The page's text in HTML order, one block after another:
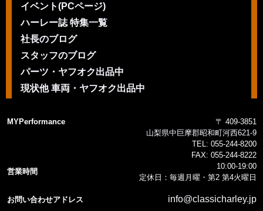
イベント(PCページ)
ハーレー誌 特集一覧
社長のブログ
スタッフのブログ
パーツ・ヤフオク出品中
現状他 車両・ヤフオク出品中
MYPerformance
〒 409-3851
山梨県中巨摩郡昭和町河西621-9
TEL: 055-244-8200
FAX: 055-244-8222
営業時間
10:00-19:00
定休日：毎週月曜・第2 第4火曜日
お問い合わせアドレス info@classicharley.jp